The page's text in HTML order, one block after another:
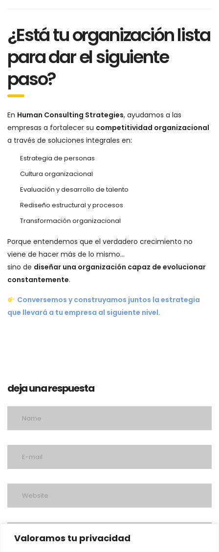
Valoramos tu privacidad
¿Está tu organización lista
para dar el siguiente
paso?
En Human Consulting Strategies, ayudamos a las
empresas a fortalecer su competitividad organizacional
a través de soluciones integrales en:
Estrategia de personas
Cultura organizacional
Evaluación y desarrollo de talento
Rediseño estructural y procesos
Transformación organizacional
Porque entendemos que el verdadero crecimiento no
viene de hacer más de lo mismo…
sino de diseñar una organización capaz de evolucionar
constantemente.
Conversemos y construyamos juntos la estrategia
que llevará a tu empresa al siguiente nivel.
deja una respuesta